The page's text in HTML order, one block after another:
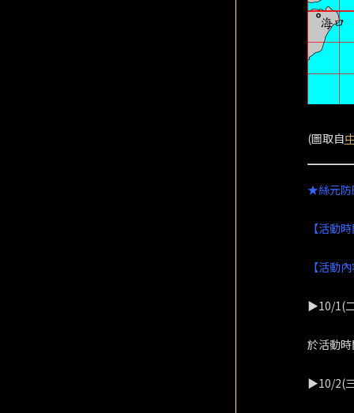
(圖取自
★絲元防
【活動
【活動
▶10/1(
於活動
▶10/2(